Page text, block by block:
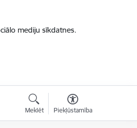
mediju sīkdatnes.
Meklēt Piekļūstamība